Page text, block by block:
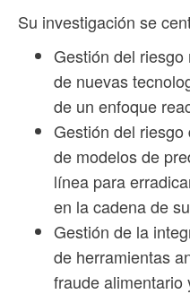
Su investigación se
Gestión del
de nuevas
de un enfoque
Gestión del
de modelos de
línea para
en la cadena de
Gestión de la
de herramientas
fraude alimentario